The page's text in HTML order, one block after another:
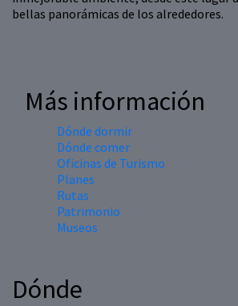
bellas panorámicas de los alrededores.
Más información
Dónde dormir
Dónde comer
Oficinas de Turismo
Planes
Rutas
Patrimonio
Museos
Dónde